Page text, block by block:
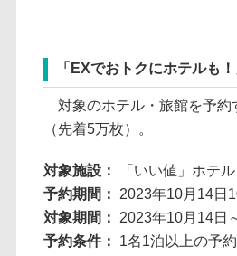
「EXでおトクにホテルも
対象のホテル・旅館を予約
（先着5万枚）。
対象施設：
「いい値」ホテ
予約期間： 2023年10月14日
対象期間： 2023年10月14日
予約条件： 1名1泊以上の予